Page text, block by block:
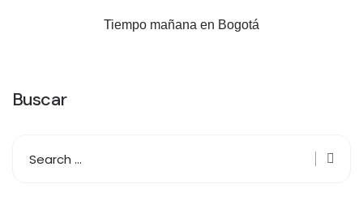
Tiempo mañana en Bogotá
Buscar